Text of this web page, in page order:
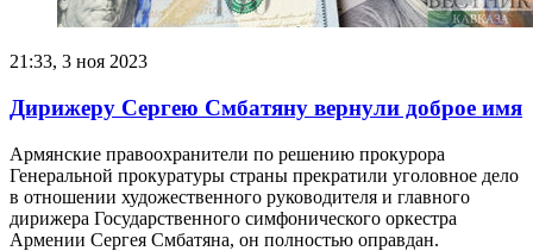
21:33, 3 ноя 2023
Дирижеру Сергею Смбатяну вернули доброе имя
Армянские правоохранители по решению прокурора
Генеральной прокуратуры страны прекратили уголовное дело
в отношении художественного руководителя и главного
дирижера Государственного симфонического оркестра
Армении Сергея Смбатяна, он полностью оправдан.